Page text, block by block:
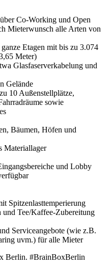
Co-Working und Open
Mieterwunsch alle Arten von
Etagen mit bis zu 3.074
Meter)
Glasfaserverkabelung und
Gelände
10 Außenstellplätze,
sowie
Bäumen, Höfen und
Materiallager
und Lobby
Spitzenlasttemperierung
Tee/Kaffee-Zubereitung
Serviceangebote (wie z.B.
uvm.) für alle Mieter
Berlin. #BrainBoxBerlin